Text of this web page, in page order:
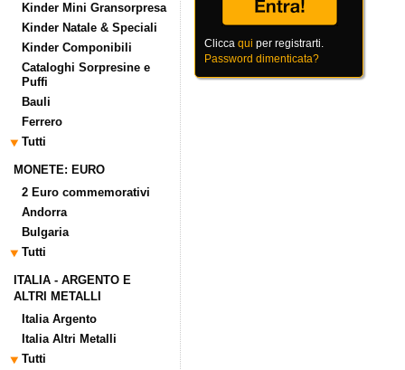
Kinder Mini Gransorpresa
Kinder Natale & Speciali
Kinder Componibili
Cataloghi Sorpresine e
Puffi
Bauli
Ferrero
Tutti
MONETE: EURO
2 Euro commemorativi
Andorra
Bulgaria
Tutti
ITALIA - ARGENTO E
ALTRI METALLI
Italia Argento
Italia Altri Metalli
Tutti
Clicca qui per registrarti.
Password dimenticata?